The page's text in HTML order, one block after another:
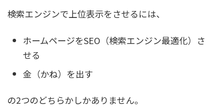
検索エンジンで上位表示をさせるには、
ホームページをSEO（検索エンジン最適化）さ
せる
金（かね）を出す
の2つのどちらかしかありません。